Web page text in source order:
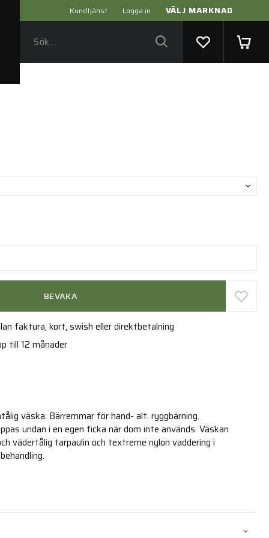
Kundtjänst Logga in VÄLJ MARKNAD
BEVAKA
faktura, kort, swish eller direktbetalning
till 12 månader
väska. Bärremmar för hand- alt. ryggbärning.
undan i en egen ficka när dom inte används. Väskan
vädertålig tarpaulin och textreme nylon vaddering i